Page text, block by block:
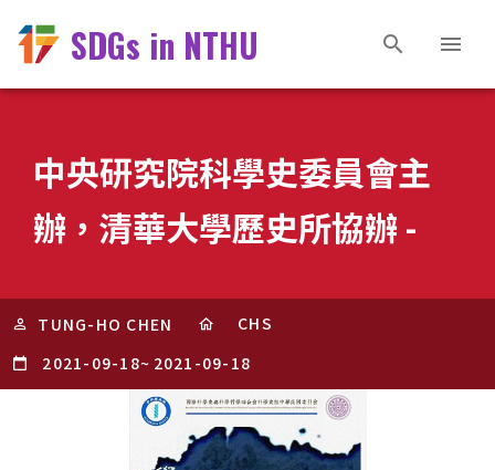
SDGs in NTHU
中央研究院科學史委員會主
辦，清華大學歷史所協辦 -
TUNG-HO CHEN
CHS
2021-09-18~ 2021-09-18